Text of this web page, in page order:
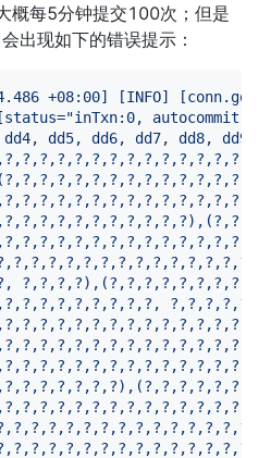
概每5分钟提交100次；但是
出现如下的错误提示：
+08:00] [INFO] [
status="inTxn:0, autocommit:0"
dd4, dd5, dd6, dd7, dd8,